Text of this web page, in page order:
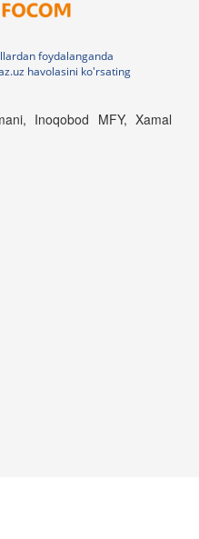
foydalanganda
havolasini ko'rsating
Inoqobod MFY, Xamal